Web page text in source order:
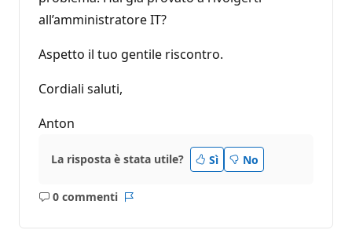
all’amministratore IT?
Aspetto il tuo gentile riscontro.
Cordiali saluti,
Anton
La risposta è stata utile? Sì No
0 commenti
Nessun